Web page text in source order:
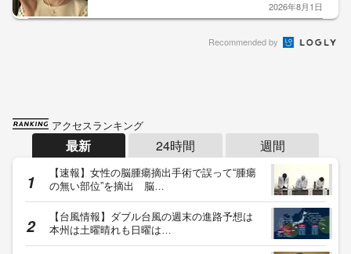
2026年8月1日
Recommended by
アクセスランキング
最新 24時間 週間
【速報】女性の脳腫瘍摘出手術で誤って“腫瘍
の無い部位”を摘出 脳…
【台風情報】ダブル台風の週末の進路予想は
本州は土曜晴れも日曜は…